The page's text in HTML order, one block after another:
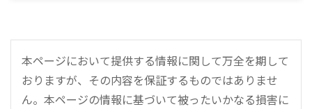
本ページにおいて提供する情報に関して万全を期して
おりますが、その内容を保証するものではありませ
ん。本ページの情報に基づいて被ったいかなる損害に